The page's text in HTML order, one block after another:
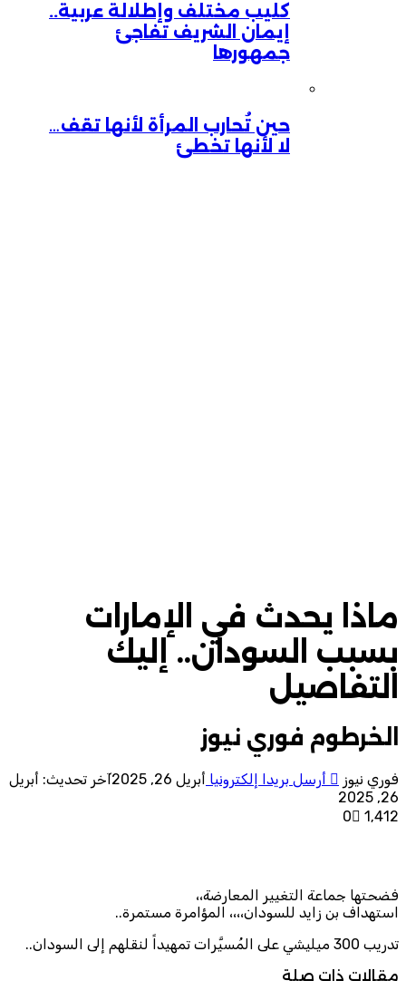
كليب مختلف وإطلالة عربية..
إيمان الشريف تفاجئ
جمهورها
حين تُحارب المرأة لأنها تقف…
لا لأنها تخطئ
يحدث في الإمارات
السودان.. إليك
فوري نيوز
نيوز أرسل بريدا إلكترونيا أبريل 26, 2025
آخر تحديث: أبريل
26,
0
جماعة التغيير المعارضة،،
بن زايد للسودان،،،، المؤامرة مستمرة..
على المُسيَّرات تمهيداً لنقلهم إلى السودان..
ذات صلة